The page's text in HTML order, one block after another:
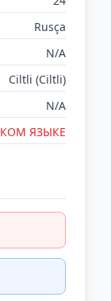
Rusça
N/A
Ciltli (Ciltli)
N/A
ЯЗЫКЕ